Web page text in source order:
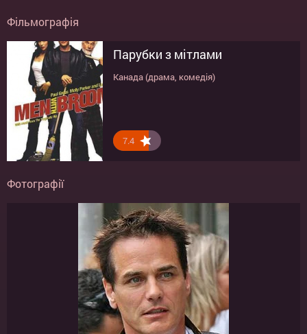
Фільмографія
Парубки з мітлами
Канада (драма, комедія)
7.4
Фотографії